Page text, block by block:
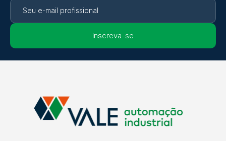
Inscreva-se